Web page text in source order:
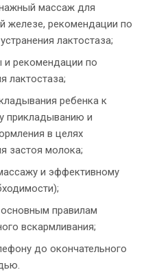
массаж для
железе, рекомендации по
лактостаза;
и рекомендации по
лактостаза;
ребенка к
прикладыванию и
в целях
застоя молока;
и эффективному
правилам
вскармливания;
до окончательного